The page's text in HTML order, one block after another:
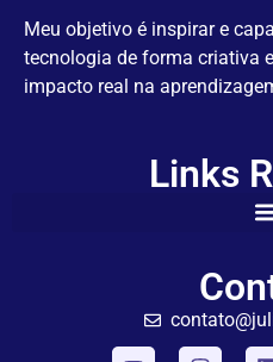
Meu objetivo é inspirar e
tecnologia de forma criativa
impacto real na
Links